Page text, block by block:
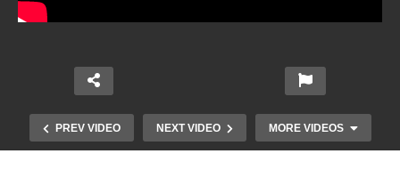
PREV VIDEO NEXT VIDEO MORE VIDEOS